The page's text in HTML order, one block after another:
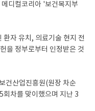
디컬코리아 '보건복지부
자 유치, 의료기술 현지 전
을 정부로부터 인정받은 것
건산업진흥원(원장 차순
차를 맞이했으며 지난 3